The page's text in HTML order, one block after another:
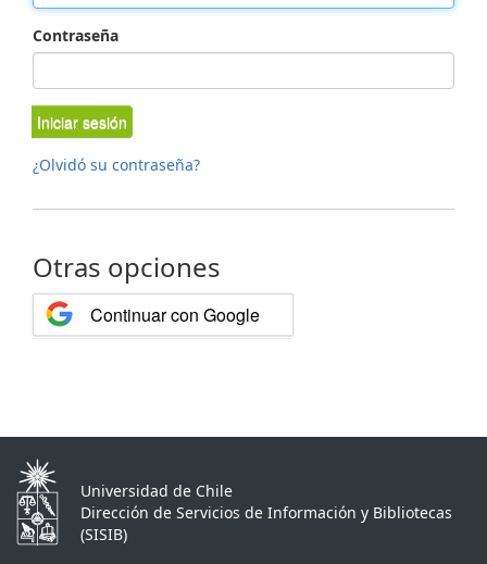
Contraseña
Iniciar sesión
¿Olvidó su contraseña?
Otras opciones
Continuar con Google
Universidad de Chile
Dirección de Servicios de Información y Bibliotecas
(SISIB)